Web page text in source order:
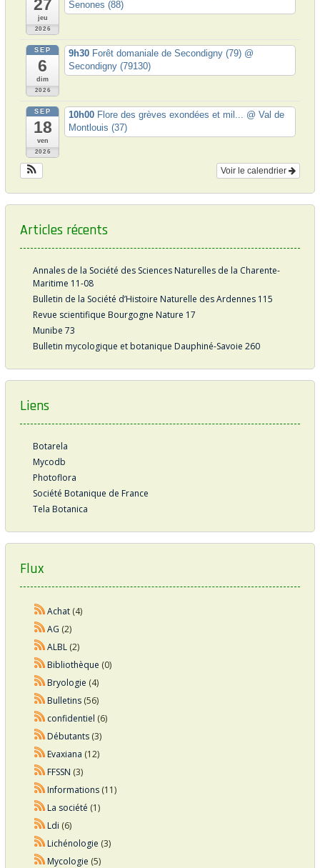
27
jeu
2026
Senones (88)
SEP
6
dim
2026
9h30 Forêt domaniale de Secondigny (79) @
Secondigny (79130)
SEP
18
ven
2026
10h00 Flore des grèves exondées et mil... @ Val de
Montlouis (37)
Voir le calendrier
Articles récents
Annales de la Société des Sciences Naturelles de la Charente-
Maritime 11-08
Bulletin de la Société d’Histoire Naturelle des Ardennes 115
Revue scientifique Bourgogne Nature 17
Munibe 73
Bulletin mycologique et botanique Dauphiné-Savoie 260
Liens
Botarela
Mycodb
Photoflora
Société Botanique de France
Tela Botanica
Flux
Achat(4)
AG (2)
ALBL(2)
Bibliothèque (0)
Bryologie (4)
Bulletins(56)
confidentiel (6)
Débutants(3)
Evaxiana (12)
FFSSN (3)
Informations(11)
La société (1)
Ldi (6)
Lichénologie (3)
Mycologie (5)